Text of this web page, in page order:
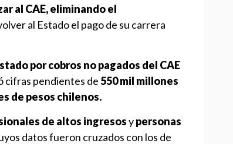
al CAE,eliminando el
al Estado el pago de su carrera
por cobros no pagados del CAE
cifras pendientes de 550 mil millones
de pesos chilenos.
de altos ingresosypersonas
datos fueron cruzados con los de